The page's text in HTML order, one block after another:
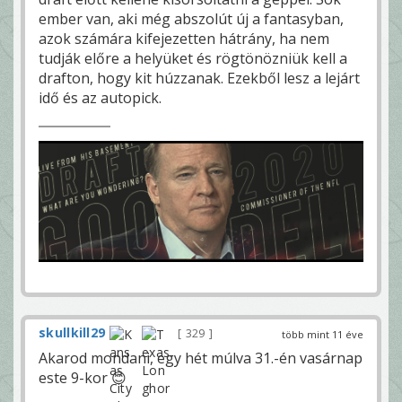
ember van, aki még abszolút új a fantasyban,
azok számára kifejezetten hátrány, ha nem
tudják előre a helyüket és rögtönözniük kell a
drafton, hogy kit húzzanak. Ezekből lesz a lejárt
idő és az autopick.
több mint 11 éve
skullkill29 329
Akarod mondani, egy hét múlva 31.-én vasárnap
este 9-kor 😊